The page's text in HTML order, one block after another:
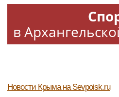
в
Новости Крыма на Sevpoisk.ru